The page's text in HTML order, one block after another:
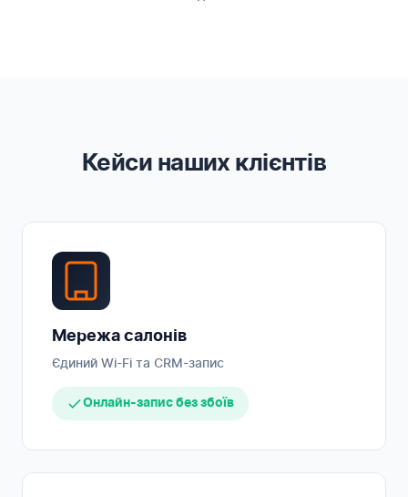
Кейси наших клієнтів
Мережа салонів
Єдиний Wi-Fi та CRM-запис
Онлайн-запис без збоїв